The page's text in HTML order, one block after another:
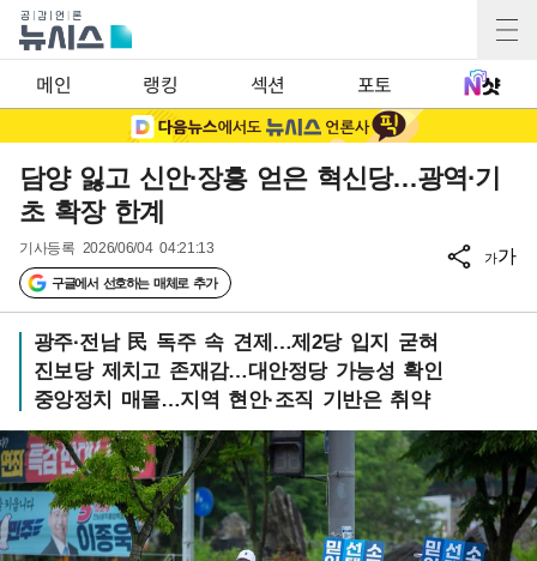
메인 랭킹 섹션 포토
담양 잃고 신안·장흥 얻은 혁신당…광역·기
초 확장 한계
기사등록 2026/06/04 04:21:13
구글에서 선호하는 매체로 추가
가가
광주·전남 民 독주 속 견제…제2당 입지 굳혀
진보당 제치고 존재감…대안정당 가능성 확인
중앙정치 매몰…지역 현안·조직 기반은 취약